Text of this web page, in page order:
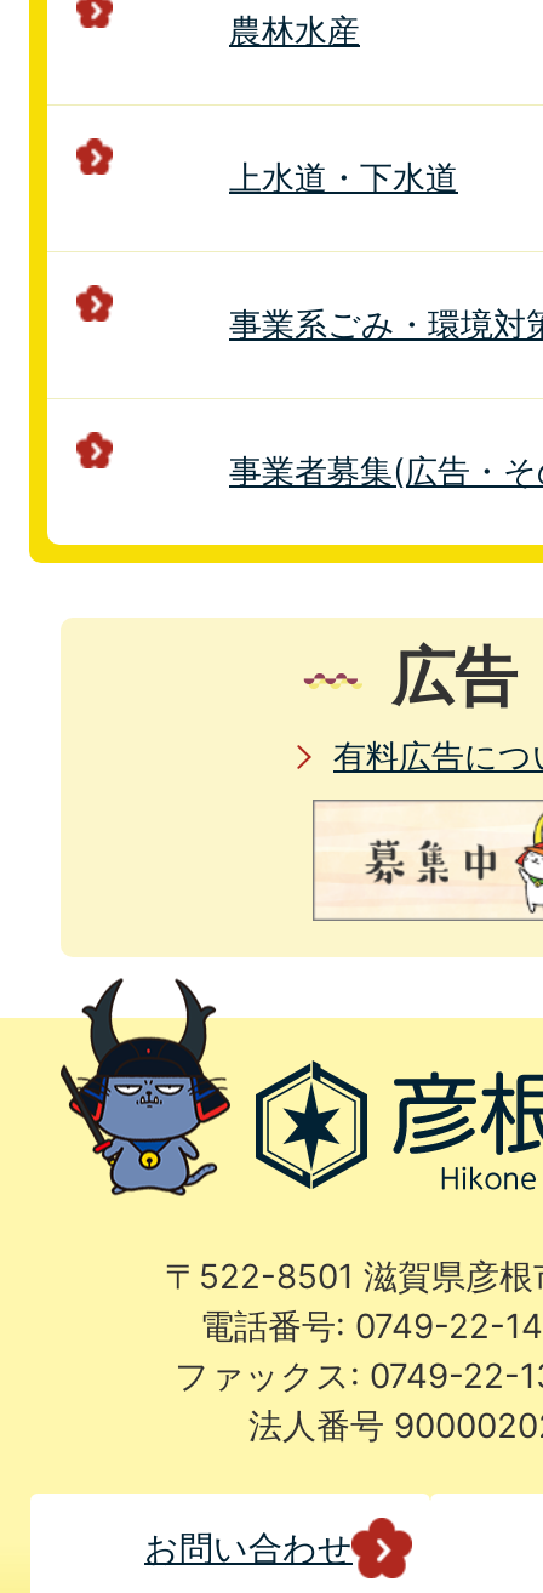
農林水産
上水道・下水道
事業系ごみ・環境対
事業者募集(広告・
広告
有料広告につ
〒522-8501 滋賀県彦
電話番号: 0749-22-
ファックス: 0749-22-
法人番号
お問い合わせ